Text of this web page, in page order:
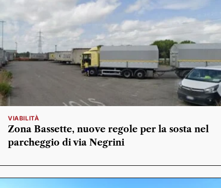
VIABILITÀ
Zona Bassette, nuove regole per la sosta nel
parcheggio di via Negrini